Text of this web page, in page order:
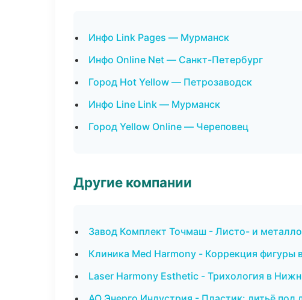
Инфо Link Pages — Мурманск
Инфо Online Net — Санкт-Петербург
Город Hot Yellow — Петрозаводск
Инфо Line Link — Мурманск
Город Yellow Online — Череповец
Другие компании
Завод Комплект Точмаш - Листо- и
Клиника Med Harmony - Коррекция фигуры
Laser Harmony Esthetic - Трихология в